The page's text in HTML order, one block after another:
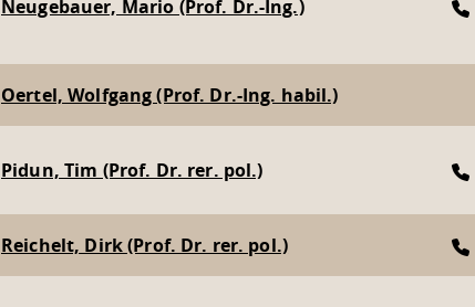
Neugebauer, Mario (Prof. Dr.-Ing.)
Oertel, Wolfgang (Prof. Dr.-Ing. habil.)
Pidun, Tim (Prof. Dr. rer. pol.)
Reichelt, Dirk (Prof. Dr. rer. pol.)